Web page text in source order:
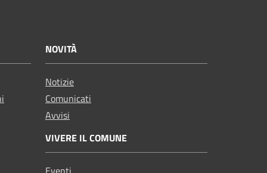
NOVITÀ
Notizie
Comunicati
Avvisi
VIVERE IL COMUNE